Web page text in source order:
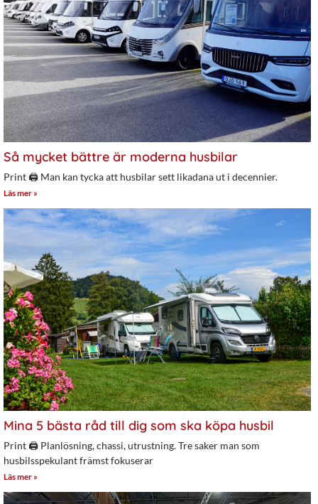
Så mycket bättre är moderna husbilar
Print 🖨 Man kan tycka att husbilar sett likadana ut i decennier.
Läs mer »
Mina 5 bästa råd till dig som ska köpa husbil
Print 🖨 Planlösning, chassi, utrustning. Tre saker man som
husbilsspekulant främst fokuserar
Läs mer »